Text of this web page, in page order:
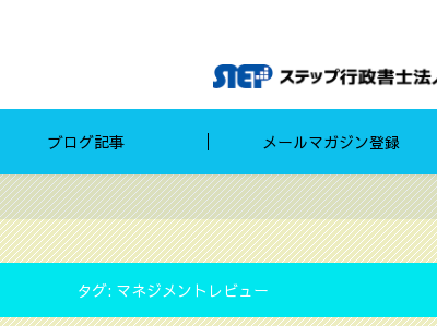
ブログ記事 メールマガジン登録
タグ: マネジメントレビュー